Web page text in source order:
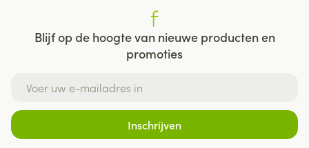
Blijf op de hoogte van nieuwe producten en
promoties
Inschrijven